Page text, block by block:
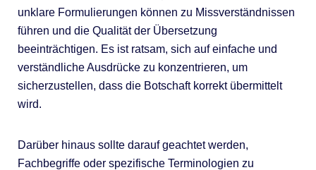
unklare Formulierungen können zu Missverständnissen
führen und die Qualität der Übersetzung
beeinträchtigen. Es ist ratsam, sich auf einfache und
verständliche Ausdrücke zu konzentrieren, um
sicherzustellen, dass die Botschaft korrekt übermittelt
wird.
Darüber hinaus sollte darauf geachtet werden,
Fachbegriffe oder spezifische Terminologien zu